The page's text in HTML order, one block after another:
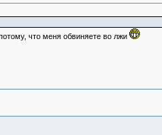
что меня обвиняете во лжи